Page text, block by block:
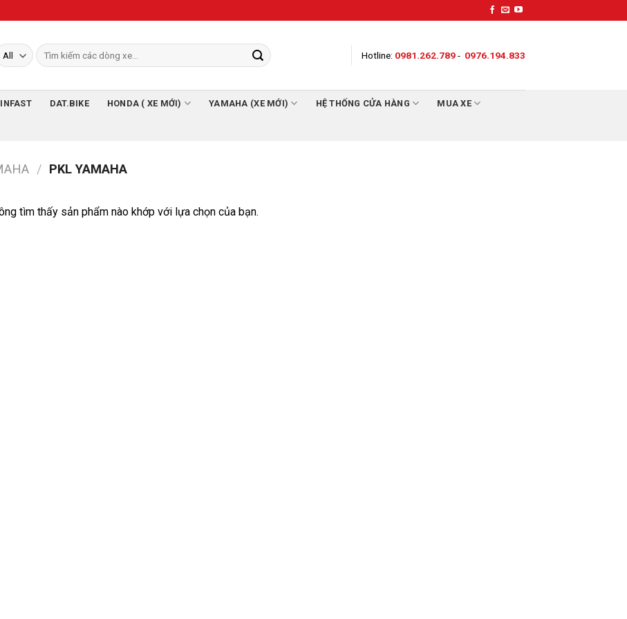
Hotline: 0981.262.789- 0976.194.833
DAT.BIKE HONDA ( XE MỚI) YAMAHA (XE MỚI) HỆ THỐNG CỬA HÀNG MUA XE
/ PKL YAMAHA
tìm thấy sản phẩm nào khớp với lựa chọn của bạn.